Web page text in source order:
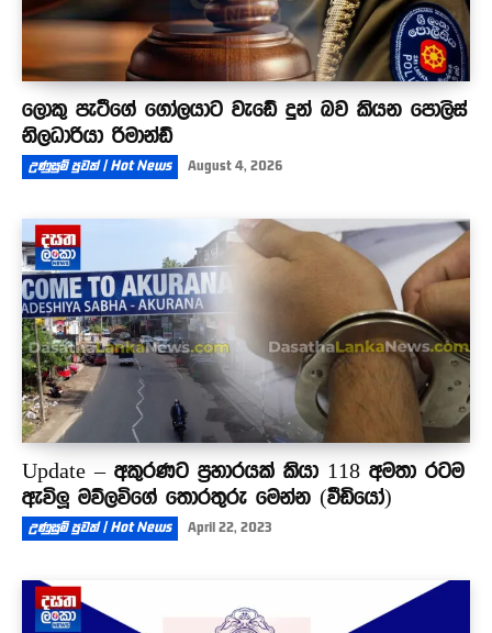
ලොකු පැටීගේ ගෝලයාට වැඩේ දුන් බව කියන පොලිස්
නිලධාරියා රිමාන්ඩ්
උණුසුම් පුවත් | Hot News August 4, 2026
Update – අකුරණට ප්‍රහාරයක් කියා 118 අමතා රටම
ඇවිලූ මව්ලවිගේ තොරතුරු මෙන්න (වීඩියෝ)
උණුසුම් පුවත් | Hot News April 22, 2023